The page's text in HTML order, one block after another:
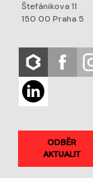
Štefánikova 11
150 00 Praha 5
ODBĚR
AKTUALIT